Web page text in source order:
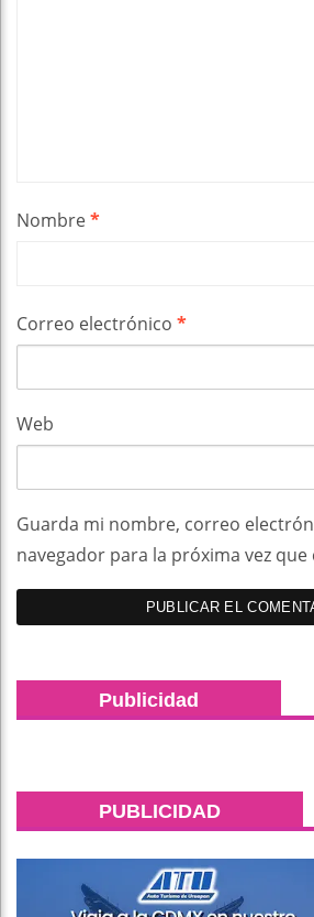
Nombre*
Correo electrónico *
Web
Guarda mi nombre, correo
navegador para la próxima vez que
Publicidad
PUBLICIDAD